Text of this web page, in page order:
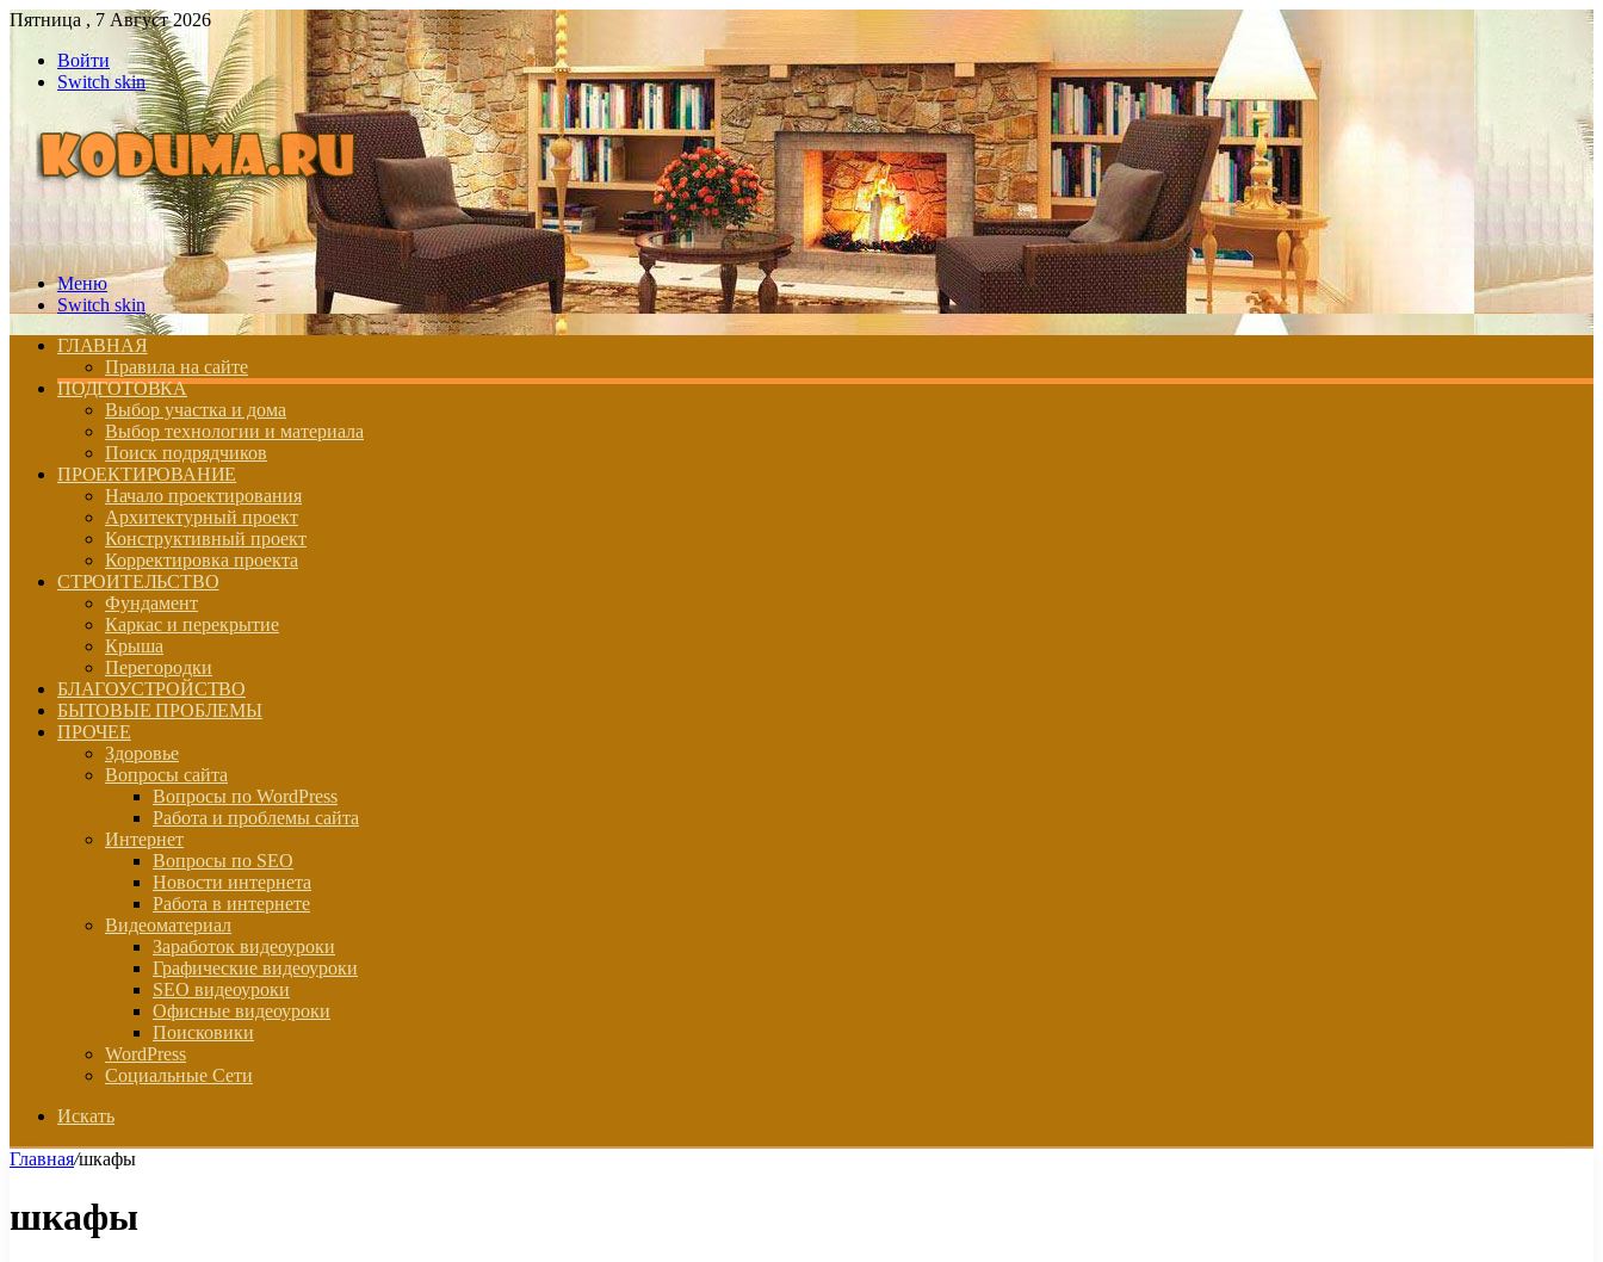
Пятница , 7 Август 2026
Войти
Switch skin
Меню
Switch skin
ГЛАВНАЯ
Правила на сайте
ПОДГОТОВКА
Выбор участка и дома
Выбор технологии и материала
Поиск подрядчиков
ПРОЕКТИРОВАНИЕ
Начало проектирования
Архитектурный проект
Конструктивный проект
Корректировка проекта
СТРОИТЕЛЬСТВО
Фундамент
Каркас и перекрытие
Крыша
Перегородки
БЛАГОУСТРОЙСТВО
БЫТОВЫЕ ПРОБЛЕМЫ
ПРОЧЕЕ
Здоровье
Вопросы сайта
Вопросы по WordPress
Работа и проблемы сайта
Интернет
Вопросы по SEO
Новости интернета
Работа в интернете
Видеоматериал
Заработок видеоуроки
Графические видеоуроки
SEO видеоуроки
Офисные видеоуроки
Поисковики
WordPress
Социальные Сети
Искать
Главная/шкафы
шкафы